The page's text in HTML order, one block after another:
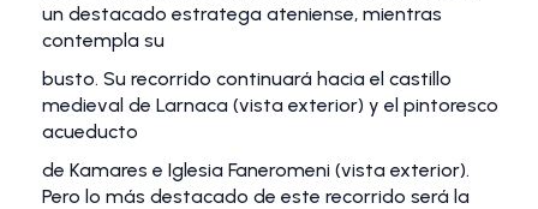
un destacado estratega ateniense, mientras
contempla su
busto. Su recorrido continuará hacia el castillo
medieval de Larnaca (vista exterior) y el pintoresco
acueducto
de Kamares e Iglesia Faneromeni (vista exterior).
Pero lo más destacado de este recorrido será la